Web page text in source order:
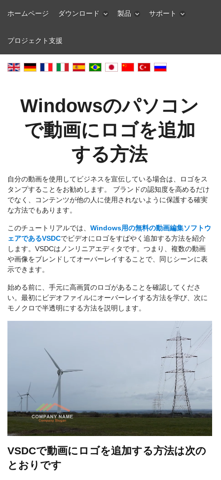
ホームページ ダウンロード 製品 サポート
プロジェクト支援
Windowsのパソコン
で動画にロゴを追加
する方法
自分の動画を使用してビジネスを宣伝している場合は、ロゴをス
タンプすることをお勧めします。 ブランドの認知度を高めるだけ
でなく、コンテンツが他の人に使用されないように保護する確実
な方法でもあります。
このチュートリアルでは、 Windows用の無料の動画編集ソフトウ
ェアであるVSDCでビデオにロゴをすばやく追加する方法を紹介
します。VSDCはノンリニアエディタです。つまり、複数の動画
や画像をブレンドしてオーバーレイすることで、同じシーンに表
示できます。
始める前に、手元に高画質のロゴがあることを確認してくださ
い。最初にビデオファイルにオーバーレイする方法を学び、次に
モノクロで半透明にする方法を説明します。
VSDCで動画にロゴを追加する方法は次の
とおりです